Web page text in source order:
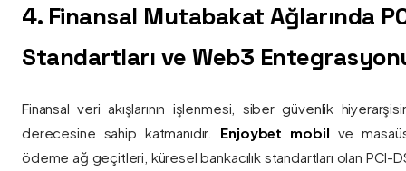
4. Finansal Mutabakat Ağlarında
Standartları ve Web3
Finansal veri akışlarının işlenmesi, siber güvenlik
derecesine sahip katmanıdır. Enjoybet mobil ve
ödeme ağ geçitleri, küresel bankacılık standartları olan PCI-